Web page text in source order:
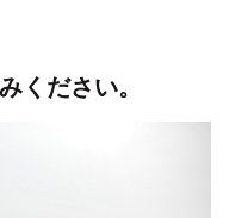
ください。